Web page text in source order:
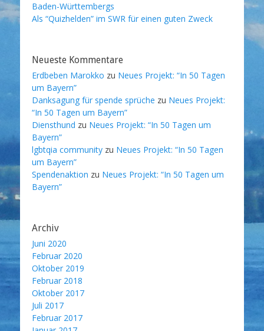
Baden-Württembergs
Als “Quizhelden” im SWR für einen guten Zweck
Neueste Kommentare
Erdbeben Marokko zu Neues Projekt: “In 50 Tagen
um Bayern”
Danksagung für spende sprüche zu Neues Projekt:
“In 50 Tagen um Bayern”
Diensthund zu Neues Projekt: “In 50 Tagen um
Bayern”
lgbtqia community zu Neues Projekt: “In 50 Tagen
um Bayern”
Spendenaktion zu Neues Projekt: “In 50 Tagen um
Bayern”
Archiv
Juni 2020
Februar 2020
Oktober 2019
Februar 2018
Oktober 2017
Juli 2017
Februar 2017